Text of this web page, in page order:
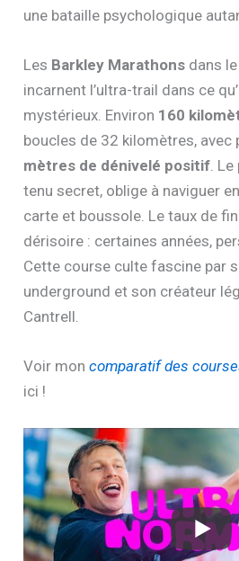
une bataille psychologique
Les Barkley Marathons dans
incarnent l’ultra-trail dans ce
mystérieux. Environ 160
boucles de 32 kilomètres, avec
mètres de dénivelé positif .
tenu secret, oblige à naviguer
carte et boussole. Le taux de
dérisoire : certaines années,
Cette course culte fascine par
underground et son créateur
Cantrell.
Voir moncomparatif des
ici !